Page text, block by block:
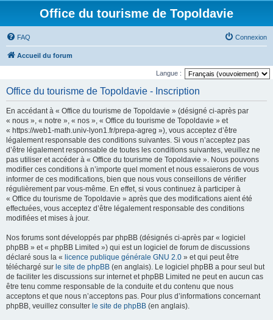
Office du tourisme de Topoldavie
FAQ Connexion
Accueil du forum
Langue :
Office du tourisme de Topoldavie - Inscription
En accédant à « Office du tourisme de Topoldavie » (désigné ci-après par
« nous », « notre », « nos », « Office du tourisme de Topoldavie » et
« https://web1-math.univ-lyon1.fr/prepa-agreg »), vous acceptez d’être
légalement responsable des conditions suivantes. Si vous n’acceptez pas
d’être légalement responsable de toutes les conditions suivantes, veuillez ne
pas utiliser et accéder à « Office du tourisme de Topoldavie ». Nous pouvons
modifier ces conditions à n’importe quel moment et nous essaierons de vous
informer de ces modifications, bien que nous vous conseillons de vérifier
régulièrement par vous-même. En effet, si vous continuez à participer à
« Office du tourisme de Topoldavie » après que des modifications aient été
effectuées, vous acceptez d’être légalement responsable des conditions
modifiées et mises à jour.
Nos forums sont développés par phpBB (désignés ci-après par « logiciel
phpBB » et « phpBB Limited ») qui est un logiciel de forum de discussions
déclaré sous la « licence publique générale GNU 2.0 » et qui peut être
téléchargé sur le site de phpBB (en anglais). Le logiciel phpBB a pour seul but
de faciliter les discussions sur internet et phpBB Limited ne peut en aucun cas
être tenu comme responsable de la conduite et du contenu que nous
acceptons et que nous n’acceptons pas. Pour plus d’informations concernant
phpBB, veuillez consulter le site de phpBB (en anglais).